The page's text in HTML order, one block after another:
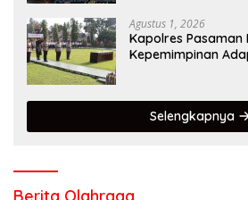
Keselamatan
Agustus 1, 2026
Kapolres
Kepemimpinan
Selengkapnya